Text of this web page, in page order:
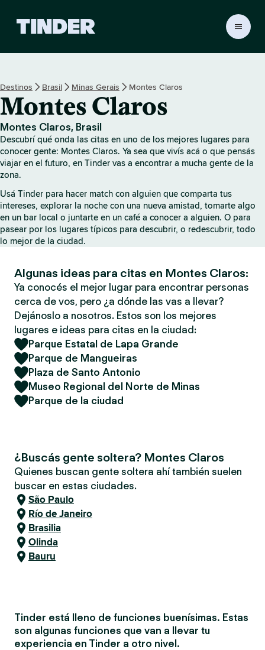
o
d
e
T
i
n
d
Destinos Brasil Minas Gerais Montes Claros
Montes Claros
Montes Claros, Brasil
Descubrí qué onda las citas en uno de los mejores lugares para
conocer gente: Montes Claros. Ya sea que vivís acá o que pensás
viajar en el futuro, en Tinder vas a encontrar a mucha gente de la
zona.
Usá Tinder para hacer match con alguien que comparta tus
intereses, explorar la noche con una nueva amistad, tomarte algo
en un bar local o juntarte en un café a conocer a alguien. O para
pasear por los lugares típicos para descubrir, o redescubrir, todo
lo mejor de la ciudad.
Algunas ideas para citas en Montes Claros:
Ya conocés el mejor lugar para encontrar personas
cerca de vos, pero ¿a dónde las vas a llevar?
Dejánoslo a nosotros. Estos son los mejores
lugares e ideas para citas en la ciudad:
Parque Estatal de Lapa Grande
Parque de Mangueiras
Plaza de Santo Antonio
Museo Regional del Norte de Minas
Parque de la ciudad
¿Buscás gente soltera? Montes Claros
Quienes buscan gente soltera ahí también suelen
buscar en estas ciudades.
São Paulo
Río de Janeiro
Brasilia
Olinda
Bauru
Tinder está lleno de funciones buenísimas. Estas
son algunas funciones que van a llevar tu
experiencia en Tinder a otro nivel.